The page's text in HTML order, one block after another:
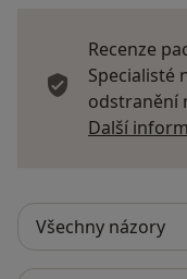
Recenze
Specialisté
odstranění
Další